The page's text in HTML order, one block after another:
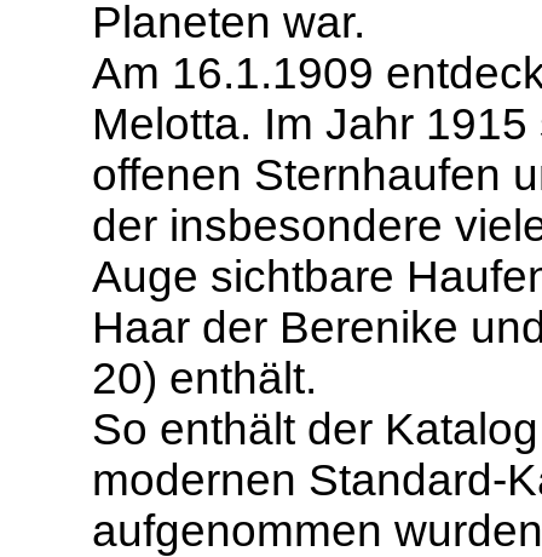
Planeten war.
Am 16.1.1909
Melotta. Im Jahr
offenen Sternhaufen
der insbesondere
Auge sichtbare
Haar der Berenike
20) enthält.
So enthält der
modernen Standard-
aufgenommen